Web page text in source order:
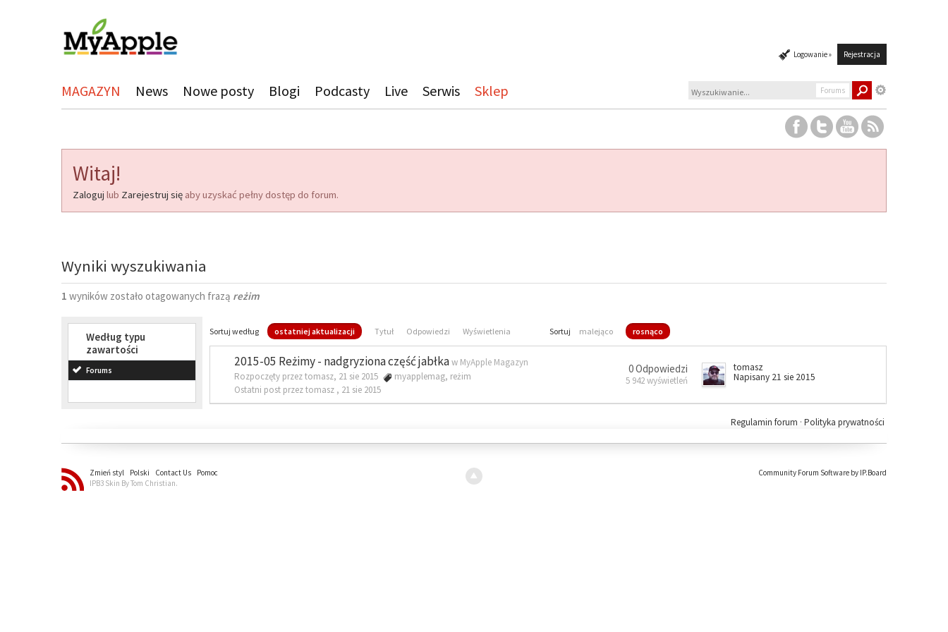
Logowanie » Rejestracja
MAGAZYN News Nowe posty Blogi Podcasty Live Serwis Sklep Forums
Witaj!
Zaloguj lub Zarejestruj się aby uzyskać pełny dostęp do forum.
Wyniki wyszukiwania
1 wyników zostało otagowanych frazą reżim
Według typu
zawartości
Forums
Sortuj według ostatniej aktualizacji Tytuł Odpowiedzi Wyświetlenia Sortuj malejąco rosnąco
2015-05 Reżimy - nadgryziona część jabłkaw MyApple Magazyn
Rozpoczęty przez tomasz, 21 sie 2015
myapplemag, reżim
Ostatni post przez tomasz , 21 sie 2015
0 Odpowiedzi
5 942 wyświetleń
tomasz
Napisany 21 sie 2015
Polityka prywatności
Regulamin forum ·
Zmień styl Polski Contact Us
Pomoc
IPB3 Skin By Tom Christian.
Community Forum Software by IP.Board